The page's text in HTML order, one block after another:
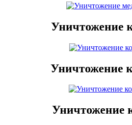
Уничтожение
Уничтожение
Уничтожение